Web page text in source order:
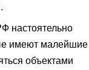
настоятельно
имеют малейшие
объектами